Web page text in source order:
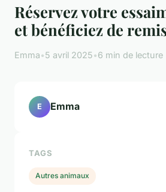
Réservez votre
et bénéficiez de
Emma•5 avril 2025•6 min de lecture
E Emma
TAGS
Autres animaux